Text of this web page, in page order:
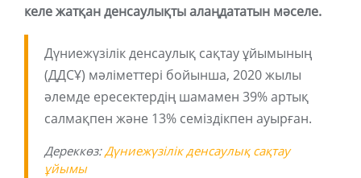
келе жатқан денсаулықты алаңдататын мәселе.
Дүниежүзілік денсаулық сақтау ұйымының
(ДДСҰ) мәліметтері бойынша, 2020 жылы
әлемде ересектердің шамамен 39% артық
салмақпен және 13% семіздікпен ауырған.
Дереккөз:Дүниежүзілік денсаулық сақтау
ұйымы